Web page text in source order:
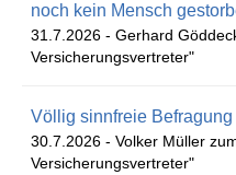
noch kein Mensch
31.7.2026 - Gerhard
Versicherungsvertreter"
Völlig sinnfreie Befragung
30.7.2026 - Volker Müller
Versicherungsvertreter"